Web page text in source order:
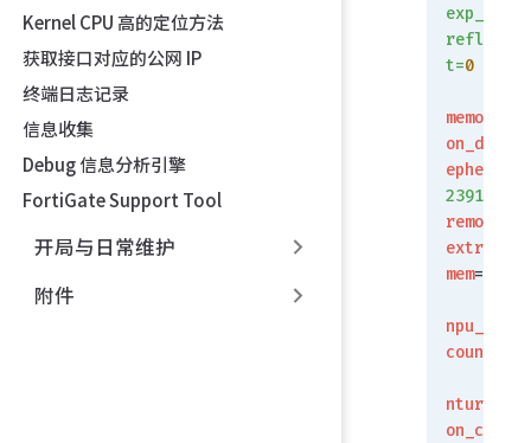
Kernel CPU 高的定位方法
获取接口对应的公网 IP
终端日志记录
信息收集
Debug 信息分析引擎
FortiGate Support Tool
开局与日常维护
附件
t=0
on_drop
ephemeral
239104
mem=
count
on_count